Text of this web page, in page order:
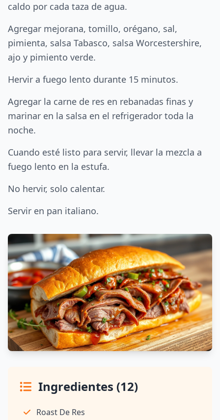
caldo por cada taza de agua.
Agregar mejorana, tomillo, orégano, sal,
pimienta, salsa Tabasco, salsa Worcestershire,
ajo y pimiento verde.
Hervir a fuego lento durante 15 minutos.
Agregar la carne de res en rebanadas finas y
marinar en la salsa en el refrigerador toda la
noche.
Cuando esté listo para servir, llevar la mezcla a
fuego lento en la estufa.
No hervir, solo calentar.
Servir en pan italiano.
Ingredientes (12)
Roast De Res